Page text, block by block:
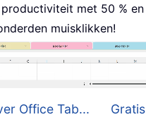
met 50 %
muisklikken!
Office Tab...
Gratis